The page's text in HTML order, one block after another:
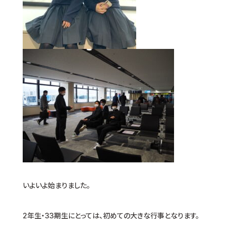
いよいよ始まりました。
2年生・33期生にとっては、初めての大きな行事となります。